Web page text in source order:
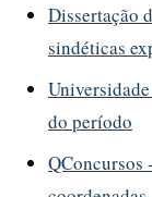
Dissertação
sindéticas
do período
QConcursos